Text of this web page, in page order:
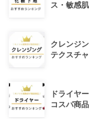
ス・敏感
クレンジ
テクスチ
ドライヤ
コスパ商品